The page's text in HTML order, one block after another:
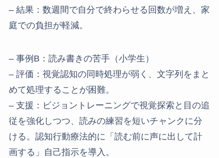
– 結果：数週間で自分で終わらせる回数が増え、家
庭での負担が軽減。
– 事例B：読み書きの苦手（小学生）
– 評価：視覚認知の同時処理が弱く、文字列をまと
めて処理することが困難。
– 支援：ビジョントレーニングで視覚探索と目の追
従を強化しつつ、読みの練習を短いチャンクに分
ける。認知行動療法的に「読む前に声に出して計
画する」自己指示を導入。